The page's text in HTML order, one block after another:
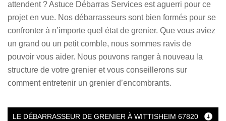
attendent ? Astuce Débarras Services est aguerri pour ce
projet en vue. Nos débarrasseurs sont bien formés pour se
confronter à n’importe quel état de grenier. Que vous aviez
un grand ou un petit comble, nous sommes ravis de
pouvoir vous aider. Nous pouvons ranger à nouveau la
structure de votre grenier et vous conseillerons sur
comment entretenir un grenier d’encombrants.
LE DÉBARRASSEUR DE GRENIER À WITTISHEIM 67820